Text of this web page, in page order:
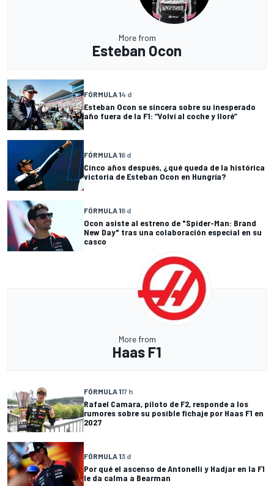
More from
Esteban Ocon
FÓRMULA 14 d
Esteban Ocon se sincera sobre su inesperado
año fuera de la F1: “Volví al coche y lloré”
FÓRMULA 16 d
Cinco años después, ¿qué queda de la histórica
victoria de Esteban Ocon en Hungría?
FÓRMULA 18 d
Ocon asiste al estreno de "Spider-Man: Brand
New Day" tras una colaboración especial en su
casco
More from
Haas F1
FÓRMULA 117 h
Rafael Camara, piloto de F2, responde a los
rumores sobre su posible fichaje por Haas F1 en
2027
FÓRMULA 13 d
Por qué el ascenso de Antonelli y Hadjar en la F1
le da calma a Bearman